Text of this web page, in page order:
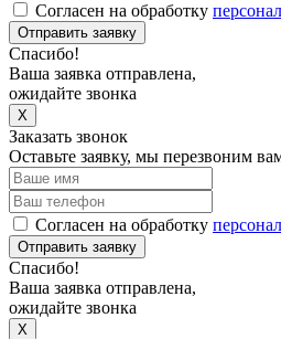
Согласен на обработку
Отправить заявку
Спасибо!
Ваша заявка отправлена,
ожидайте звонка
X
Заказать звонок
Оставьте заявку, мы перезвоним
Согласен на обработку
Отправить заявку
Спасибо!
Ваша заявка отправлена,
ожидайте звонка
X